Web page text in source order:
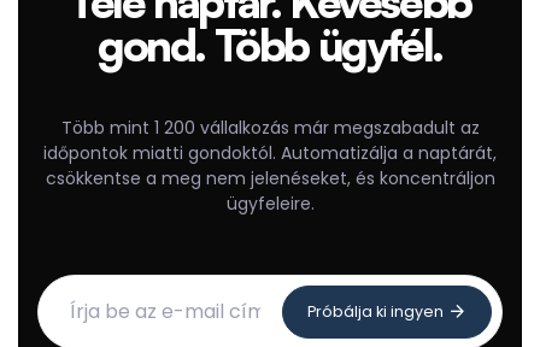
gond. Több ügyfél.
Több mint 1 200 vállalkozás már megszabadult az
időpontok miatti gondoktól. Automatizálja a naptárát,
csökkentse a meg nem jelenéseket, és koncentráljon
ügyfeleire.
Próbálja ki ingyen